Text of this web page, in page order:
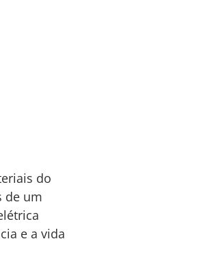
do
de um
e a vida